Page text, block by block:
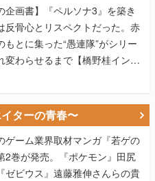
企画書】『ペルソナ3』を築き
反骨心とリスペクトだった。赤
もとに集った“愚連隊”がシリー
変わらせるまで【橋野桂インタ
ターの青春〜
ゲーム業界取材マンガ『若ゲの
2巻が発売。『ポケモン』田尻
ゼビウス』遠藤雅伸さんらの貴